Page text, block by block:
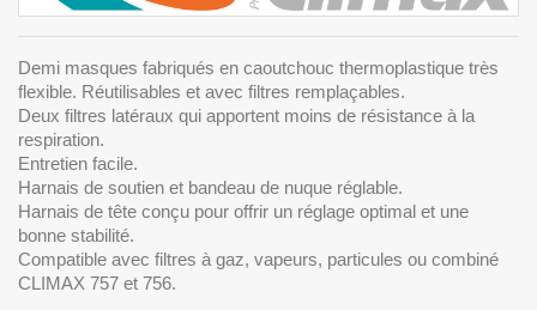
Demi masques fabriqués en caoutchouc thermoplastique très
flexible. Réutilisables et avec filtres remplaçables.
Deux filtres latéraux qui apportent moins de résistance à la
respiration.
Entretien facile.
Harnais de soutien et bandeau de nuque réglable.
Harnais de tête conçu pour offrir un réglage optimal et une
bonne stabilité.
Compatible avec filtres à gaz, vapeurs, particules ou combiné
CLIMAX 757 et 756.